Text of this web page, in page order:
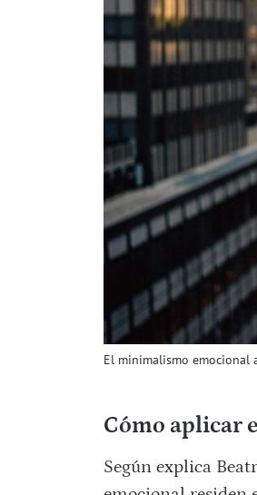
El minimalismo emocional
Cómo aplicar
Según explica